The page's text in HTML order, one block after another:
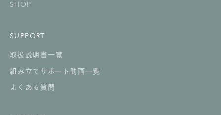
SHOP
SUPPORT
取扱説明書一覧
組み立てサポート動画一覧
よくある質問